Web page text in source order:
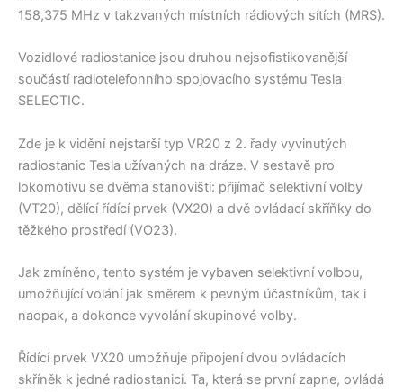
158,375 MHz v takzvaných místních rádiových sítích (MRS).
Vozidlové radiostanice jsou druhou nejsofistikovanější
součástí radiotelefonního spojovacího systému Tesla
SELECTIC.
Zde je k vidění nejstarší typ VR20 z 2. řady vyvinutých
radiostanic Tesla užívaných na dráze. V sestavě pro
lokomotivu se dvěma stanovišti: přijímač selektivní volby
(VT20), dělící řídící prvek (VX20) a dvě ovládací skříňky do
těžkého prostředí (VO23).
Jak zmíněno, tento systém je vybaven selektivní volbou,
umožňující volání jak směrem k pevným účastníkům, tak i
naopak, a dokonce vyvolání skupinové volby.
Řídící prvek VX20 umožňuje připojení dvou ovládacích
skříněk k jedné radiostanici. Ta, která se první zapne, ovládá